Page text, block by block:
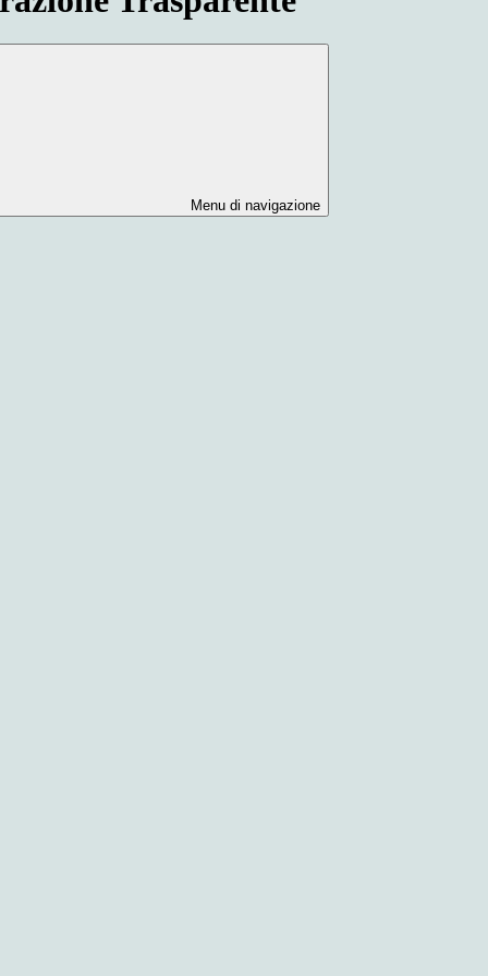
Menu di navigazione